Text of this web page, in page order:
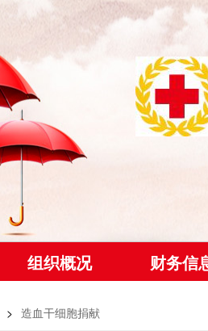
组织概况 财务信
> 造血干细胞捐献